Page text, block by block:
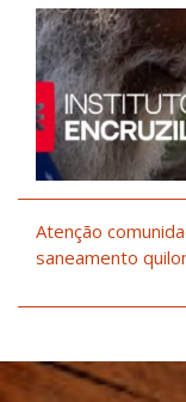
Atenção
saneamento